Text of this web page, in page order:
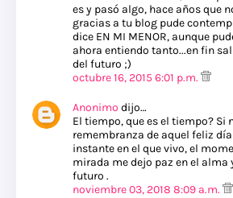
es y pasó algo, hace años que
gracias a tu blog pude
dice EN MI MENOR, aunque
ahora entiendo tanto...en fin
del futuro ;)
octubre 16, 2015 6:01 p.m.
Anonimo dijo…
El tiempo, que es el tiempo? Si
remembranza de aquel feliz
instante en el que vivo, el
mirada me dejo paz en el alma
futuro .
noviembre 03, 2018 8:09 a.m.